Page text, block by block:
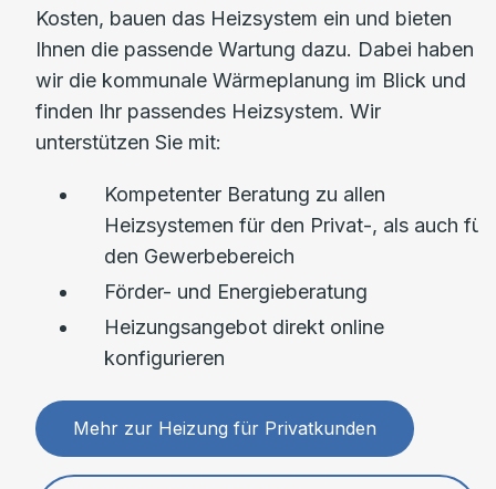
Kosten, bauen das Heizsystem ein und bieten
Ihnen die passende Wartung dazu. Dabei haben
wir die kommunale Wärmeplanung im Blick und
finden Ihr passendes Heizsystem. Wir
unterstützen Sie mit:
Kompetenter Beratung zu allen
Heizsystemen für den Privat-, als auch für
den Gewerbebereich
Förder- und Energieberatung
Heizungsangebot direkt online
konfigurieren
Mehr zur Heizung für Privatkunden